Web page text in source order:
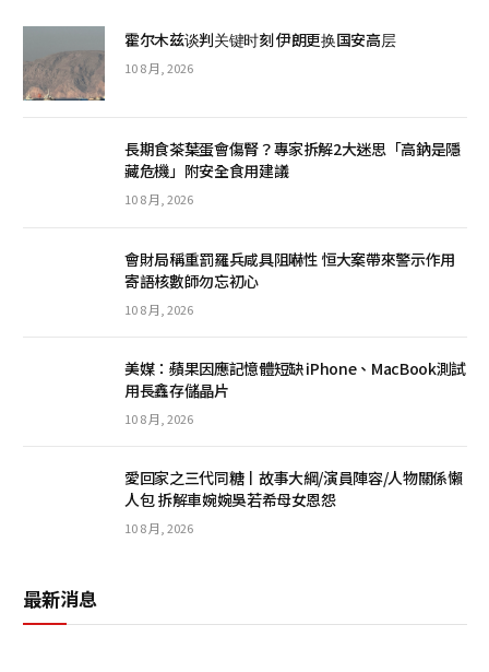
霍尔木兹谈判关键时刻 伊朗更换国安高层
10 8 月, 2026
長期食茶葉蛋會傷腎？專家拆解2大迷思「高鈉是隱
藏危機」附安全食用建議
10 8 月, 2026
會財局稱重罰羅兵咸具阻嚇性 恒大案帶來警示作用
寄語核數師勿忘初心
10 8 月, 2026
美媒：蘋果因應記憶體短缺 iPhone、MacBook測試
用長鑫存儲晶片
10 8 月, 2026
愛回家之三代同糖丨故事大綱/演員陣容/人物關係懶
人包 拆解車婉婉吳若希母女恩怨
10 8 月, 2026
最新消息